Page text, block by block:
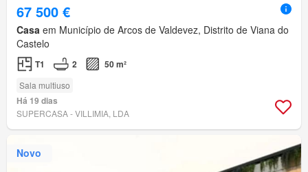
67 500 €
Casa em Município de Arcos de Valdevez, Distrito de Viana do
Castelo
T1 2 50 m²
Sala multiuso
Há 19 dias
SUPERCASA - VILLIMIA, LDA
Novo